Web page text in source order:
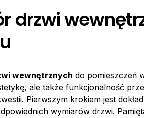
drzwi
wewnętrznych do pomieszczeń
ale także funkcjonalność
Pierwszym krokiem jest
wymiarów drzwi.